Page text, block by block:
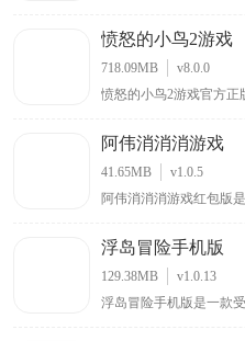
还加强了安吉拉的形象
玩家身临其境的代入感
本相同，在游戏初期有
不用担心上手很难。
愤怒的小鸟2游戏
718.09MB
v8.0.0
愤怒的小鸟2游戏官方
现有了很大的提升，场
玩家带来很强的视觉冲
的加持下，显得更加生
惊喜。
阿伟消消消游戏
41.65MB
v1.0.5
阿伟消消消游戏红包版
剔除元素，也有有趣的
情享受甜蜜乐趣，给玩
适合喜爱消除类游戏的
浮岛冒险手机版
129.38MB
v1.0.13
浮岛冒险手机版是一款